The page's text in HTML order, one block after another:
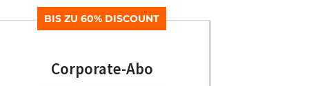
BIS ZU 60% DISCOUNT
Corporate-Abo